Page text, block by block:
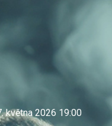
května 2026 19:00